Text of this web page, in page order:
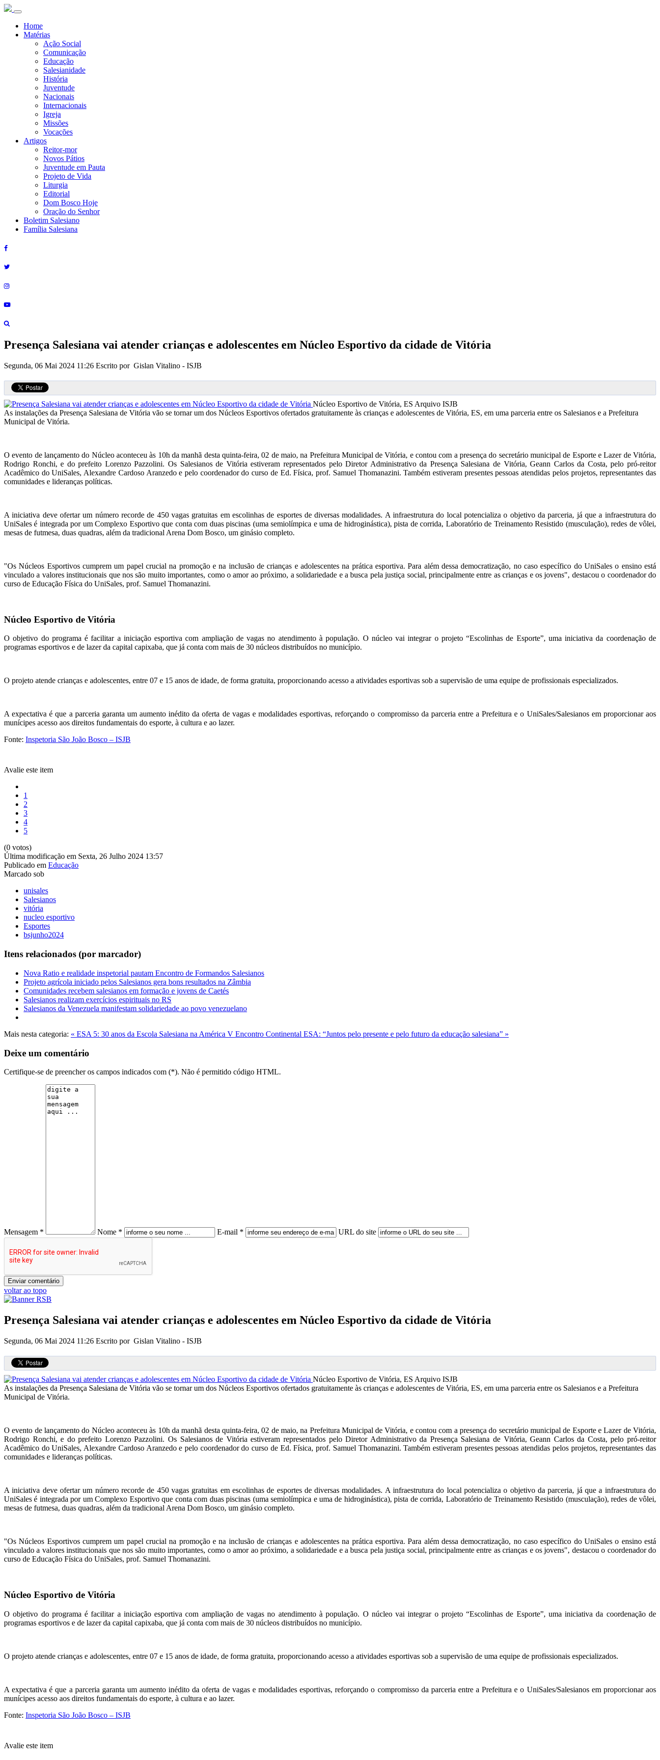
Home
Matérias
Ação Social
Comunicação
Educação
Salesianidade
História
Juventude
Nacionais
Internacionais
Igreja
Missões
Vocações
Artigos
Reitor-mor
Novos Pátios
Juventude em Pauta
Projeto de Vida
Liturgia
Editorial
Dom Bosco Hoje
Oração do Senhor
Boletim Salesiano
Família Salesiana
Presença Salesiana vai atender crianças e adolescentes em Núcleo Esportivo da cidade de Vitória
Segunda, 06 Mai 2024 11:26 Escrito por Gislan Vitalino - ISJB
Núcleo Esportivo de Vitória, ES Arquivo ISJB
As instalações da Presença Salesiana de Vitória vão se tornar um dos Núcleos Esportivos ofertados gratuitamente às crianças e adolescentes de Vitória, ES, em uma parceria entre os Salesianos e a Prefeitura
Municipal de Vitória.
O evento de lançamento do Núcleo aconteceu às 10h da manhã desta quinta-feira, 02 de maio, na Prefeitura Municipal de Vitória, e contou com a presença do secretário municipal de Esporte e Lazer de Vitória,
Rodrigo Ronchi, e do prefeito Lorenzo Pazzolini. Os Salesianos de Vitória estiveram representados pelo Diretor Administrativo da Presença Salesiana de Vitória, Geann Carlos da Costa, pelo pró-reitor
Acadêmico do UniSales, Alexandre Cardoso Aranzedo e pelo coordenador do curso de Ed. Física, prof. Samuel Thomanazini. Também estiveram presentes pessoas atendidas pelos projetos, representantes das
comunidades e lideranças políticas.
A iniciativa deve ofertar um número recorde de 450 vagas gratuitas em escolinhas de esportes de diversas modalidades. A infraestrutura do local potencializa o objetivo da parceria, já que a infraestrutura do
UniSales é integrada por um Complexo Esportivo que conta com duas piscinas (uma semiolímpica e uma de hidroginástica), pista de corrida, Laboratório de Treinamento Resistido (musculação), redes de vôlei,
mesas de futmesa, duas quadras, além da tradicional Arena Dom Bosco, um ginásio completo.
"Os Núcleos Esportivos cumprem um papel crucial na promoção e na inclusão de crianças e adolescentes na prática esportiva. Para além dessa democratização, no caso específico do UniSales o ensino está
vinculado a valores institucionais que nos são muito importantes, como o amor ao próximo, a solidariedade e a busca pela justiça social, principalmente entre as crianças e os jovens", destacou o coordenador do
curso de Educação Física do UniSales, prof. Samuel Thomanazini.
Núcleo Esportivo de Vitória
O objetivo do programa é facilitar a iniciação esportiva com ampliação de vagas no atendimento à população. O núcleo vai integrar o projeto “Escolinhas de Esporte”, uma iniciativa da coordenação de
programas esportivos e de lazer da capital capixaba, que já conta com mais de 30 núcleos distribuídos no município.
O projeto atende crianças e adolescentes, entre 07 e 15 anos de idade, de forma gratuita, proporcionando acesso a atividades esportivas sob a supervisão de uma equipe de profissionais especializados.
A expectativa é que a parceria garanta um aumento inédito da oferta de vagas e modalidades esportivas, reforçando o compromisso da parceria entre a Prefeitura e o UniSales/Salesianos em proporcionar aos
munícipes acesso aos direitos fundamentais do esporte, à cultura e ao lazer.
Fonte: Inspetoria São João Bosco – ISJB
Avalie este item
1
2
3
4
5
(0 votos)
Última modificação em Sexta, 26 Julho 2024 13:57
Publicado em Educação
Marcado sob
unisales
Salesianos
vitória
nucleo esportivo
Esportes
bsjunho2024
Itens relacionados (por marcador)
Nova Ratio e realidade inspetorial pautam Encontro de Formandos Salesianos
Projeto agrícola iniciado pelos Salesianos gera bons resultados na Zâmbia
Comunidades recebem salesianos em formação e jovens de Caetés
Salesianos realizam exercícios espirituais no RS
Salesianos da Venezuela manifestam solidariedade ao povo venezuelano
Mais nesta categoria: « ESA 5: 30 anos da Escola Salesiana na América V Encontro Continental ESA: “Juntos pelo presente e pelo futuro da educação salesiana” »
Deixe um comentário
Certifique-se de preencher os campos indicados com (*). Não é permitido código HTML.
Mensagem * Nome * E-mail * URL do site
voltar ao topo
Presença Salesiana vai atender crianças e adolescentes em Núcleo Esportivo da cidade de Vitória
Segunda, 06 Mai 2024 11:26 Escrito por Gislan Vitalino - ISJB
Núcleo Esportivo de Vitória, ES Arquivo ISJB
As instalações da Presença Salesiana de Vitória vão se tornar um dos Núcleos Esportivos ofertados gratuitamente às crianças e adolescentes de Vitória, ES, em uma parceria entre os Salesianos e a Prefeitura
Municipal de Vitória.
O evento de lançamento do Núcleo aconteceu às 10h da manhã desta quinta-feira, 02 de maio, na Prefeitura Municipal de Vitória, e contou com a presença do secretário municipal de Esporte e Lazer de Vitória,
Rodrigo Ronchi, e do prefeito Lorenzo Pazzolini. Os Salesianos de Vitória estiveram representados pelo Diretor Administrativo da Presença Salesiana de Vitória, Geann Carlos da Costa, pelo pró-reitor
Acadêmico do UniSales, Alexandre Cardoso Aranzedo e pelo coordenador do curso de Ed. Física, prof. Samuel Thomanazini. Também estiveram presentes pessoas atendidas pelos projetos, representantes das
comunidades e lideranças políticas.
A iniciativa deve ofertar um número recorde de 450 vagas gratuitas em escolinhas de esportes de diversas modalidades. A infraestrutura do local potencializa o objetivo da parceria, já que a infraestrutura do
UniSales é integrada por um Complexo Esportivo que conta com duas piscinas (uma semiolímpica e uma de hidroginástica), pista de corrida, Laboratório de Treinamento Resistido (musculação), redes de vôlei,
mesas de futmesa, duas quadras, além da tradicional Arena Dom Bosco, um ginásio completo.
"Os Núcleos Esportivos cumprem um papel crucial na promoção e na inclusão de crianças e adolescentes na prática esportiva. Para além dessa democratização, no caso específico do UniSales o ensino está
vinculado a valores institucionais que nos são muito importantes, como o amor ao próximo, a solidariedade e a busca pela justiça social, principalmente entre as crianças e os jovens", destacou o coordenador do
curso de Educação Física do UniSales, prof. Samuel Thomanazini.
Núcleo Esportivo de Vitória
O objetivo do programa é facilitar a iniciação esportiva com ampliação de vagas no atendimento à população. O núcleo vai integrar o projeto “Escolinhas de Esporte”, uma iniciativa da coordenação de
programas esportivos e de lazer da capital capixaba, que já conta com mais de 30 núcleos distribuídos no município.
O projeto atende crianças e adolescentes, entre 07 e 15 anos de idade, de forma gratuita, proporcionando acesso a atividades esportivas sob a supervisão de uma equipe de profissionais especializados.
A expectativa é que a parceria garanta um aumento inédito da oferta de vagas e modalidades esportivas, reforçando o compromisso da parceria entre a Prefeitura e o UniSales/Salesianos em proporcionar aos
munícipes acesso aos direitos fundamentais do esporte, à cultura e ao lazer.
Fonte: Inspetoria São João Bosco – ISJB
Avalie este item